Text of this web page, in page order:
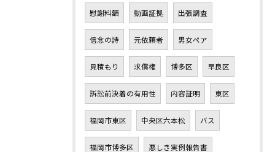
慰謝料額 動画証拠 出張調査
信念の詩 元依頼者 男女ペア
見積もり 求償権 博多区 早良区
訴訟前決着の有用性 内容証明 東区
福岡市東区 中央区六本松 バス
福岡市博多区 悪しき実例報告書